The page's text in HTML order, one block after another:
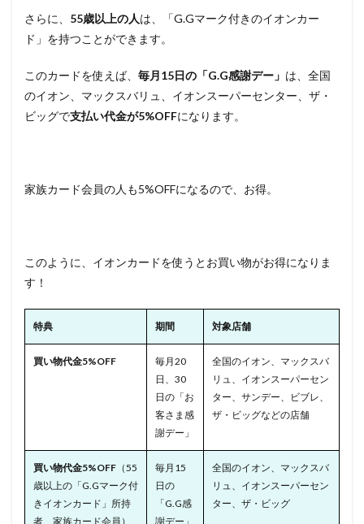
さらに、 55歳以上の人は、「G.Gマーク付きのイオンカー
ド」を持つことができます。
このカードを使えば、 毎月15日の「G.G感謝デー」 は、全国
のイオン、マックスバリュ、イオンスーパーセンター、ザ・
ビッグで支払い代金が5%OFFになります。
家族カード会員の人も5%OFFになるので、お得。
このように、イオンカードを使うとお買い物がお得になりま
す！
特典 期間 対象店舗
買い物代金5%OFF
毎月20
日、30
日の「お
客さま感
謝デー」
全国のイオン、マックスバ
リュ、イオンスーパーセン
ター、サンデー、ビブレ、
ザ・ビッグなどの店舗
買い物代金5%OFF （55
歳以上の「G.Gマーク付
きイオンカード」所持
者、家族カード会員）
毎月15
日の
「G.G感
謝デー」
全国のイオン、マックスバ
リュ、イオンスーパーセン
ター、ザ・ビッグ